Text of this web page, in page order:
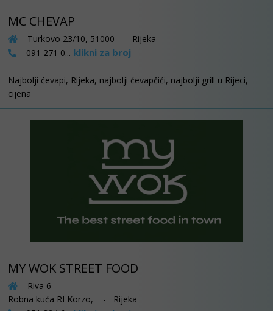
MC CHEVAP
Turkovo 23/10, 51000 - Rijeka
091 271 0... klikni za broj
Najbolji ćevapi, Rijeka, najbolji ćevapčići, najbolji grill u Rijeci,
cijena
MY WOK STREET FOOD
Riva 6
Robna kuća RI Korzo, - Rijeka